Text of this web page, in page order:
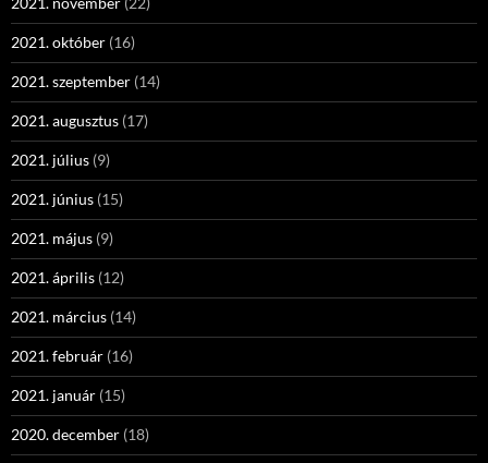
2021. október (16)
2021. szeptember (14)
2021. augusztus (17)
2021. július (9)
2021. június (15)
2021. május (9)
2021. április (12)
2021. március (14)
2021. február (16)
2021. január (15)
2020. december (18)